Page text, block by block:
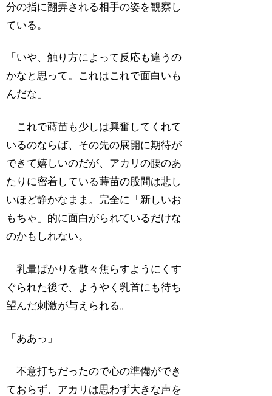
分の指に翻弄される相手の姿を観察し
ている。
「いや、触り方によって反応も違うの
かなと思って。これはこれで面白いも
んだな」
これで蒔苗も少しは興奮してくれて
いるのならば、その先の展開に期待が
できて嬉しいのだが、アカリの腰のあ
たりに密着している蒔苗の股間は悲し
いほど静かなまま。完全に「新しいお
もちゃ」的に面白がられているだけな
のかもしれない。
乳暈ばかりを散々焦らすようにくす
ぐられた後で、ようやく乳首にも待ち
望んだ刺激が与えられる。
「ああっ」
不意打ちだったので心の準備ができ
ておらず、アカリは思わず大きな声を